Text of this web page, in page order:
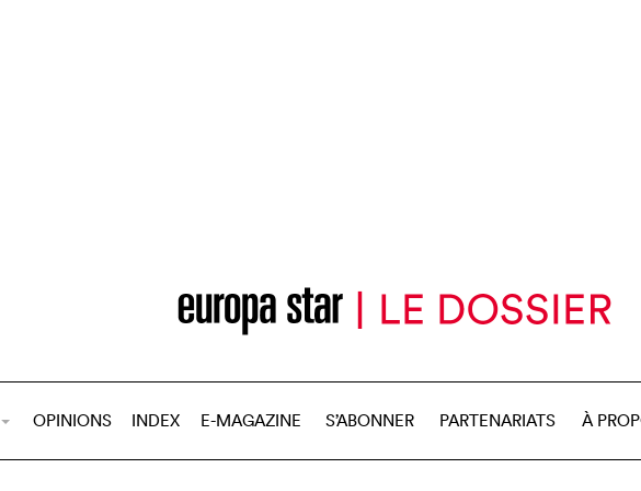
OPINIONS INDEX E-MAGAZINE S’ABONNER PARTENARIATS À